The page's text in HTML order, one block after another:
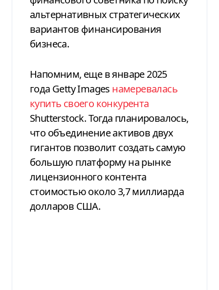
альтернативных стратегических
вариантов финансирования
бизнеса.
Напомним, еще в январе 2025
года Getty Images намеревалась
купить своего конкурента
Shutterstock. Тогда планировалось,
что объединение активов двух
гигантов позволит создать самую
большую платформу на рынке
лицензионного контента
стоимостью около 3,7 миллиарда
долларов США.